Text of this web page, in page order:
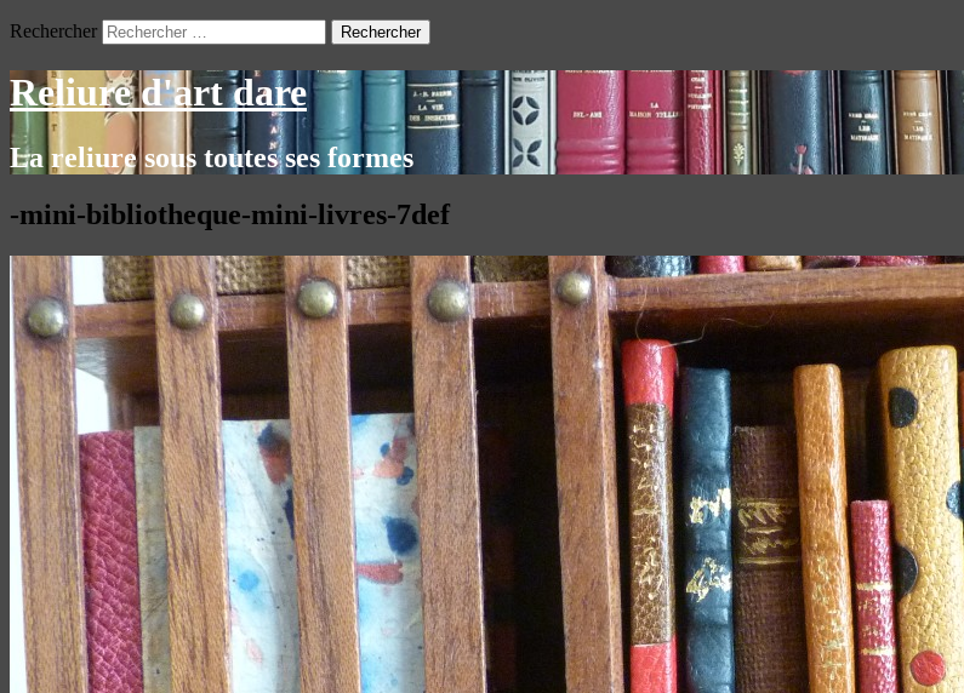
Rechercher
Reliure d'art dare
La reliure sous toutes ses formes
-mini-bibliotheque-mini-livres-7def